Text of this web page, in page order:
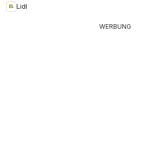
Lidl
WERBUNG